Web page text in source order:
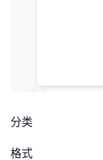
分类
格式